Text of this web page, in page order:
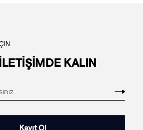
KALIN
Kayıt Ol